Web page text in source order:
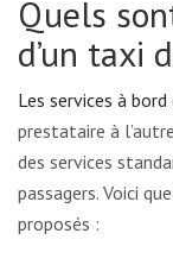
Quels
d’un taxi
Les services à bord
prestataire à
des services
passagers. Voici
proposés :